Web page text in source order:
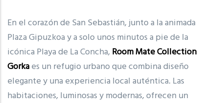
En el corazón de San Sebastián, junto a la animada
Plaza Gipuzkoa y a solo unos minutos a pie de la
icónica Playa de La Concha, Room Mate Collection
Gorkaes un refugio urbano que combina diseño
elegante y una experiencia local auténtica. Las
habitaciones, luminosas y modernas, ofrecen un